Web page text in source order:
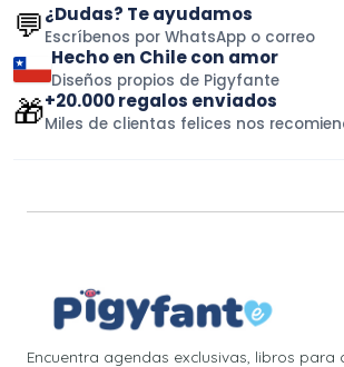
💬¿Dudas? Te ayudamos
Escríbenos por WhatsApp o correo
Hecho en Chile con amor
Diseños propios de Pigyfante
🎁+20.000 regalos enviados
Miles de clientas felices nos
Encuentra agendas exclusivas, libros para